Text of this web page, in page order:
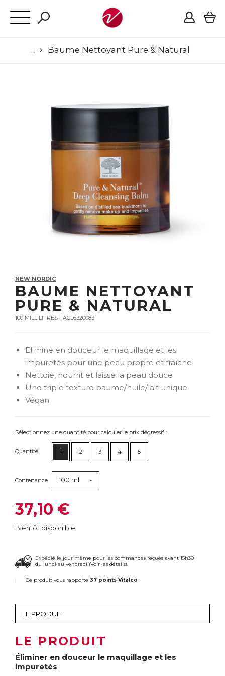
Baume Nettoyant Pure & Natural
NEW NORDIC
BAUME NETTOYANT
PURE & NATURAL
100 MILLILITRES - ACL6320083
Elimine en douceur le maquillage et les
impuretés pour une peau propre et fraîche
Nettoie, nourrit et laisse la peau douce
Une triple texture baume/huile/lait unique
Végan
Sélectionnez une quantité pour calculer le prix dégressif :
Quantité 1 2 3 4 5
Contenance 100 ml
37,10 €
Bientôt disponible
Expédié le jour même pour les commandes reçues avant 15h30
du lundi au vendredi (Voir les détails).
Ce produit vous rapporte 37 points Vitalco
LE PRODUIT
Éliminer en douceur le maquillage et les
impuretés